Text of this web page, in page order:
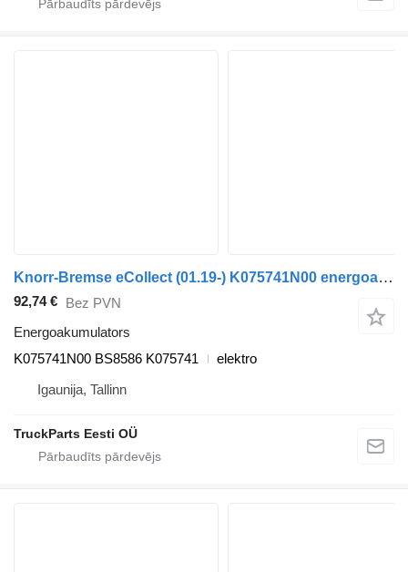
Knorr-Bremse eCollect (01.19-) K075741N00 energoakumulators paredzēts Dennis eCollect Terberg YT Magtec (2019-) vilcēja
92,74 € Bez PVN
Energoakumulators
K075741N00 BS8586 K075741
elektro
Igaunija, Tallinn
TruckParts Eesti OÜ